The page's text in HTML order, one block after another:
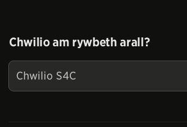
Chwilio am rywbeth arall?